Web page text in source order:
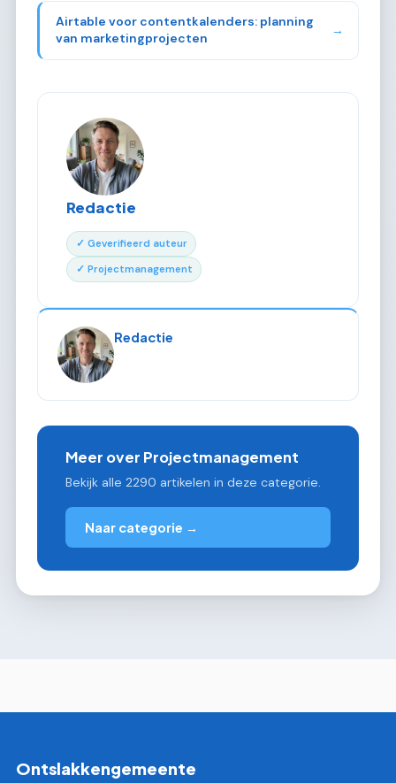
Airtable voor contentkalenders: planning
van marketingprojecten
→
Redactie
✓ Geverifieerd auteur
✓ Projectmanagement
Redactie
Meer over Projectmanagement
Bekijk alle 2290 artikelen in deze categorie.
Naar categorie →
Ontslakkengemeente